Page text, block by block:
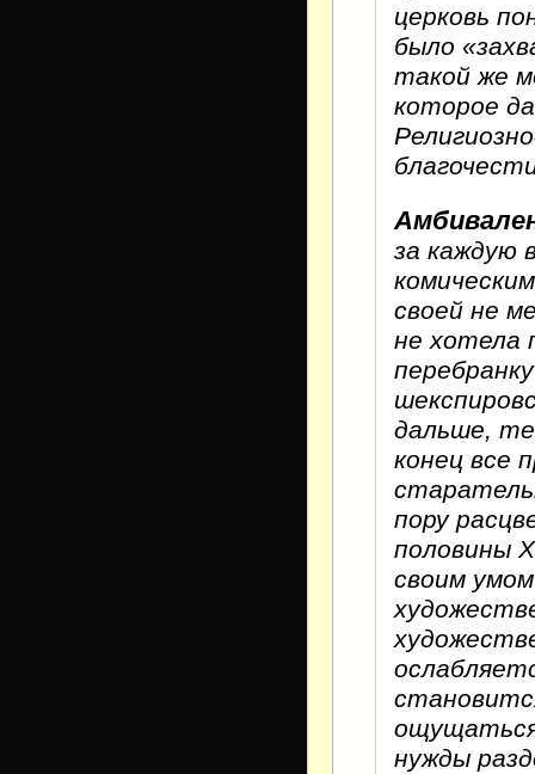
церковь
было
такой же
которое
за каждую
своей не
не хотела
дальше,
конец все
пору
половины
своим
нужды